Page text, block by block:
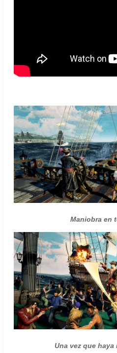
Maniobra en
Una vez que